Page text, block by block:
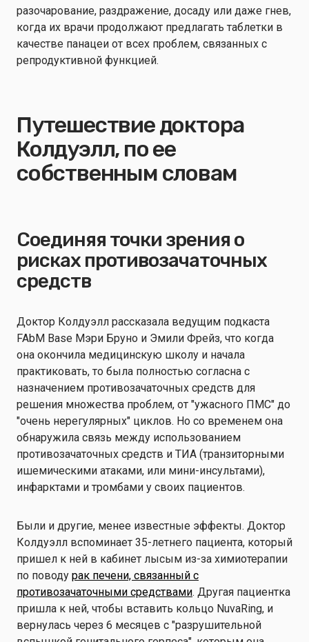
разочарование, раздражение, досаду или даже гнев,
когда их врачи продолжают предлагать таблетки в
качестве панацеи от всех проблем, связанных с
репродуктивной функцией.
Путешествие доктора
Колдуэлл, по ее
собственным словам
Соединяя точки зрения о
рисках противозачаточных
средств
Доктор Колдуэлл рассказала ведущим подкаста
FAbM Base Мэри Бруно и Эмили Фрейз, что когда
она окончила медицинскую школу и начала
практиковать, то была полностью согласна с
назначением противозачаточных средств для
решения множества проблем, от "ужасного ПМС" до
"очень нерегулярных" циклов. Но со временем она
обнаружила связь между использованием
противозачаточных средств и ТИА (транзиторными
ишемическими атаками, или мини-инсультами),
инфарктами и тромбами у своих пациентов.
Были и другие, менее известные эффекты. Доктор
Колдуэлл вспоминает 35-летнего пациента, который
пришел к ней в кабинет лысым из-за химиотерапии
по поводу рак печени, связанный с
противозачаточными средствами. Другая пациентка
пришла к ней, чтобы вставить кольцо NuvaRing, и
вернулась через 6 месяцев с "разрушительной